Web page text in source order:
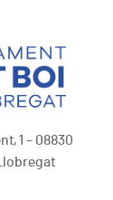
1 - 08830